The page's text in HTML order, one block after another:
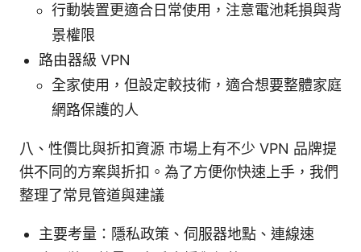
行動裝置更適合日常使用，注意電池耗損與背
景權限
路由器級 VPN
全家使用，但設定較技術，適合想要整體家庭
網路保護的人
八、性價比與折扣資源 市場上有不少 VPN 品牌提
供不同的方案與折扣。為了方便你快速上手，我們
整理了常見管道與建議
主要考量：隱私政策、伺服器地點、連線速